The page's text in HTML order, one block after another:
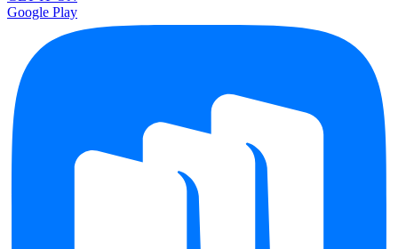
Google Play